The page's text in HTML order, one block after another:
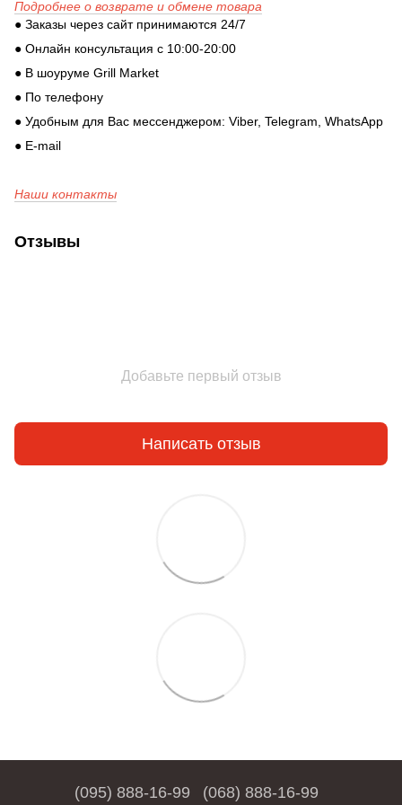
Подробнее о возврате и обмене товара
● Заказы через сайт принимаются 24/7
● Онлайн консультация с 10:00-20:00
● В шоуруме Grill Market
● По телефону
● Удобным для Вас мессенджером: Viber, Telegram, WhatsApp
● E-mail
Наши контакты
Отзывы
Добавьте первый отзыв
Написать отзыв
(095) 888-16-99 (068) 888-16-99